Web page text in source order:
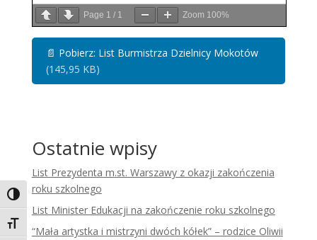
Toggle High Contrast
Toggle Font size
Page 1 / 1 Zoom 100%
📄 Pobierz: List Burmistrza Dzielnicy Mokotów
(145,95 KB)
Ostatnie wpisy
List Prezydenta m.st. Warszawy z okazji zakończenia
roku szkolnego
List Minister Edukacji na zakończenie roku szkolnego
“Mała artystka i mistrzyni dwóch kółek” – rodzice Oliwii